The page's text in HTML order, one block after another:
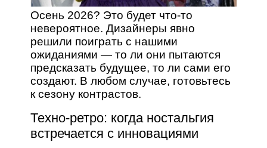
Осень 2026? Это будет что-то
невероятное. Дизайнеры явно
решили поиграть с нашими
ожиданиями — то ли они пытаются
предсказать будущее, то ли сами его
создают. В любом случае, готовьтесь
к сезону контрастов.
Техно-ретро: когда ностальгия
встречается с инновациями